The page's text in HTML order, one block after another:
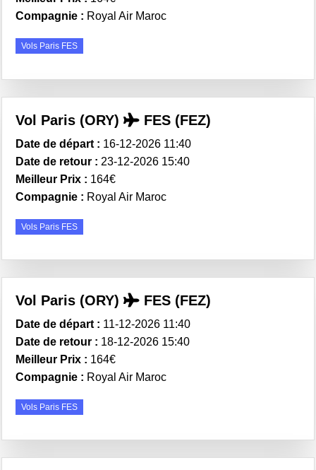
Compagnie : Royal Air Maroc
Vols Paris FES
Vol Paris (ORY) FES (FEZ)
Date de départ : 16-12-2026 11:40
Date de retour : 23-12-2026 15:40
Meilleur Prix : 164€
Compagnie : Royal Air Maroc
Vols Paris FES
Vol Paris (ORY) FES (FEZ)
Date de départ : 11-12-2026 11:40
Date de retour : 18-12-2026 15:40
Meilleur Prix : 164€
Compagnie : Royal Air Maroc
Vols Paris FES